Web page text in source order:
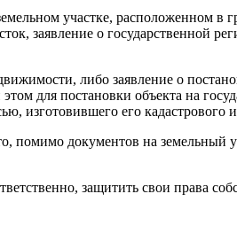
участке, расположенном в
заявление о государственной
либо заявление о
для постановки объекта на
изготовившего его кадастрового
помимо документов на земельный
защитить свои права